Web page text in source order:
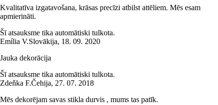
Kvalitatīva izgatavošana, krāsas precīzi atbilst attēliem. Mēs esam
apmierināti.
Šī atsauksme tika automātiski tulkota.
Emília V.Slovākija, 18. 09. 2020
Jauka dekorācija
Šī atsauksme tika automātiski tulkota.
Zdeňka F.Čehija, 27. 07. 2018
Mēs dekorējam savas stikla durvis , mums tas patīk.